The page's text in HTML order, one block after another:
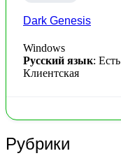
Dark Genesis
Windows
Русский язык: Есть
Клиентская
Рубрики